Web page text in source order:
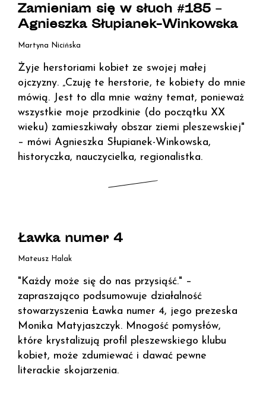
Zamieniam się w słuch #185 –
Agnieszka Słupianek-Winkowska
Martyna Nicińska
Żyje herstoriami kobiet ze swojej małej
ojczyzny. „Czuję te herstorie, te kobiety do mnie
mówią. Jest to dla mnie ważny temat, ponieważ
wszystkie moje przodkinie (do początku XX
wieku) zamieszkiwały obszar ziemi pleszewskiej"
– mówi Agnieszka Słupianek-Winkowska,
historyczka, nauczycielka, regionalistka.
Ławka numer 4
Mateusz Halak
"Każdy może się do nas przysiąść." –
zapraszająco podsumowuje działalność
stowarzyszenia Ławka numer 4, jego prezeska
Monika Matyjaszczyk. Mnogość pomysłów,
które krystalizują profil pleszewskiego klubu
kobiet, może zdumiewać i dawać pewne
literackie skojarzenia.